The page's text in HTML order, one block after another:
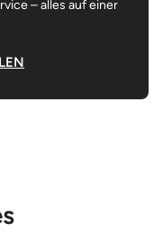
– alles auf einer